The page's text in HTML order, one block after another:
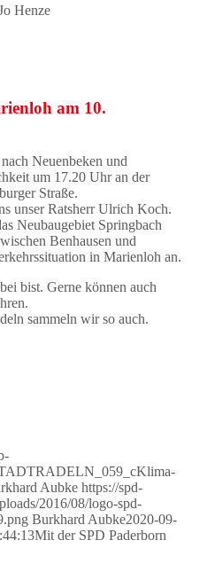
Henze
am 10.
Neuenbeken und
um 17.20 Uhr an der
Straße.
unser Ratsherr Ulrich Koch.
Neubaugebiet Springbach
Benhausen und
in Marienloh an.
bist. Gerne können auch
sammeln wir so auch.
Aubke https://spd-
2016/08/logo-spd-
Burkhard Aubke2020-09-
Mit der SPD Paderborn